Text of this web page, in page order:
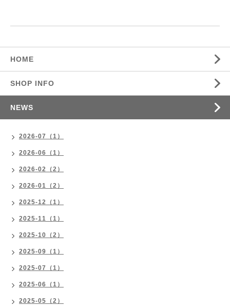
HOME
SHOP INFO
NEWS
2026-07（1）
2026-06（1）
2026-02（2）
2026-01（2）
2025-12（1）
2025-11（1）
2025-10（2）
2025-09（1）
2025-07（1）
2025-06（1）
2025-05（2）